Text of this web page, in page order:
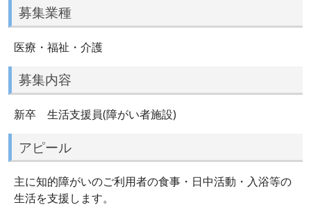
募集業種
医療・福祉・介護
募集内容
新卒 生活支援員(障がい者施設)
アピール
主に知的障がいのご利用者の食事・日中活動・入浴等の
生活を支援します。